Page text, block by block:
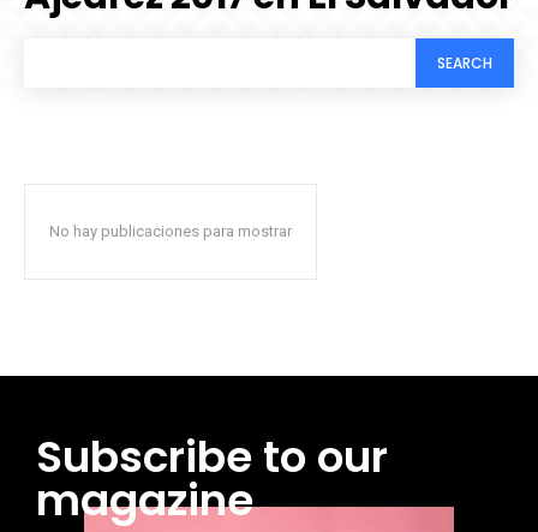
SEARCH
No hay publicaciones para mostrar
Subscribe to our
magazine